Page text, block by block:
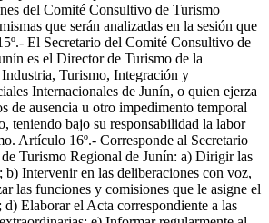
del Comité Consultivo de Turismo
que serán analizadas en la sesión que
El Secretario del Comité Consultivo de
es el Director de Turismo de la
Turismo, Integración y
Internacionales de Junín, o quien ejerza
de ausencia u otro impedimento temporal
teniendo bajo su responsabilidad la labor
Artículo 16º.- Corresponde al Secretario
Turismo Regional de Junín: a) Dirigir las
b) Intervenir en las deliberaciones con voz,
las funciones y comisiones que le asigne el
Elaborar el Acta correspondiente a las